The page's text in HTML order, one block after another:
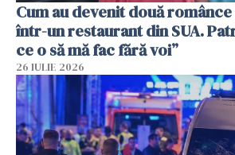
Cum au devenit două
într-un restaurant din SUA.
ce o să mă fac fără voi”
26 IULIE 2026